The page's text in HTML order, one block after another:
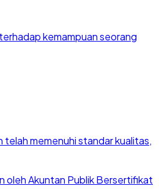
kemampuan seorang
memenuhi standar kualitas,
oleh Akuntan Publik Bersertifikat